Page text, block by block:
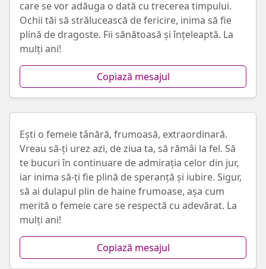
care se vor adăuga o dată cu trecerea timpului.
Ochii tăi să strălucească de fericire, inima să fie
plină de dragoste. Fii sănătoasă și înțeleaptă. La
mulți ani!
Copiază mesajul
Ești o femeie tânără, frumoasă, extraordinară.
Vreau să-ți urez azi, de ziua ta, să rămâi la fel. Să
te bucuri în continuare de admirația celor din jur,
iar inima să-ți fie plină de speranță și iubire. Sigur,
să ai dulapul plin de haine frumoase, așa cum
merită o femeie care se respectă cu adevărat. La
mulți ani!
Copiază mesajul